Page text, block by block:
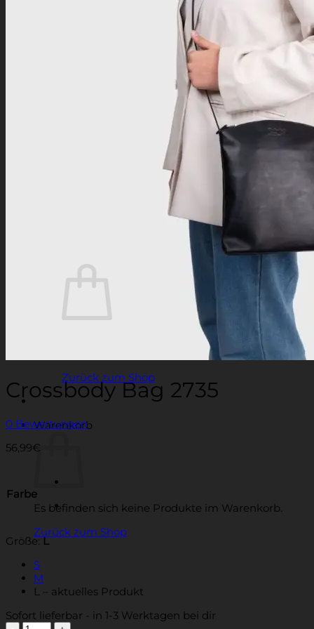
Anti-Diebstahl-Lederzubehör
Diebstahlsichere Taschen
Es befinden sich keine Produkte im
Zurück zum Shop
Warenkorb
Es befinden sich keine Produkte im Warenkorb.
Zurück zum Shop
Crossbody Bag 2735
0 Bewertungen
56,99€
Farbe
Größe: L
S
M
L
– aktuelles Produkt
Sofort lieferbar - in 1-3 Werktagen bei dir